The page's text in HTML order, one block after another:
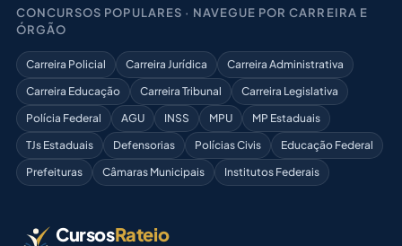
CONCURSOS POPULARES · NAVEGUE POR CARREIRA E
ÓRGÃO
Carreira Policial Carreira Jurídica
Carreira Administrativa
Carreira Educação
Carreira Tribunal
Carreira Legislativa
Polícia Federal
AGU INSS MPU
MP Estaduais
TJs Estaduais
Defensorias Polícias Civis
Educação Federal
Prefeituras
Câmaras Municipais Institutos Federais
CursosRateio